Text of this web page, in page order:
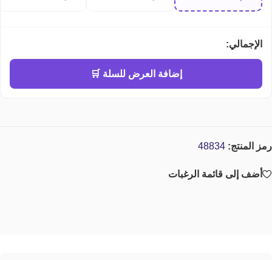
الإجمالي:
إضافة العرض للسلة 🛒
رمز المنتج: 48834
أضف إلى قائمة الرغبات